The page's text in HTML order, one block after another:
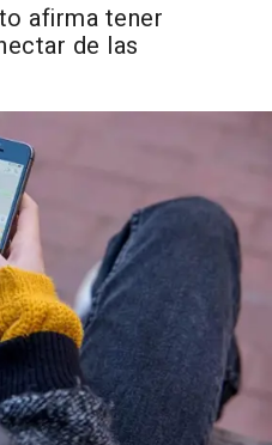
afirma tener
de las